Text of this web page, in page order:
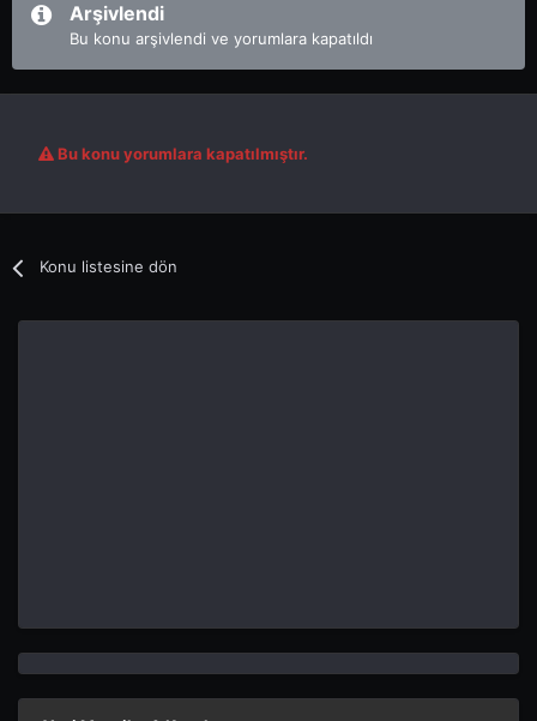
Arşivlendi
Bu konu arşivlendi ve yorumlara kapatıldı
Bu konu yorumlara kapatılmıştır.
Konu listesine dön